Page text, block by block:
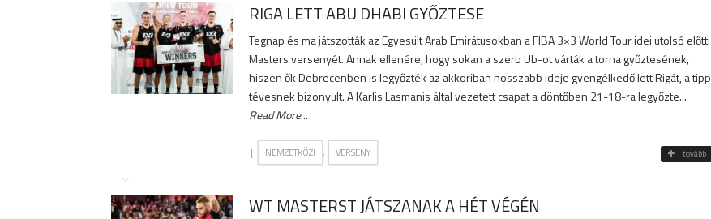
RIGA LETT ABU DHABI GYŐZTESE
Tegnap és ma játszották az Egyesült Arab Emirátusokban a FIBA 3×3 World Tour idei utolsó előtti
Masters versenyét. Annak ellenére, hogy sokan a szerb Ub-ot várták a torna győztesének,
hiszen ők Debrecenben is legyőzték az akkoriban hosszabb ideje gyengélkedő lett Rigát, a tipp
tévesnek bizonyult. A Karlis Lasmanis által vezetett csapat a döntőben 21-18-ra legyőzte...
Read More...
| NEMZETKÖZI , VERSENY tovább
WT MASTERST JÁTSZANAK A HÉT VÉGÉN